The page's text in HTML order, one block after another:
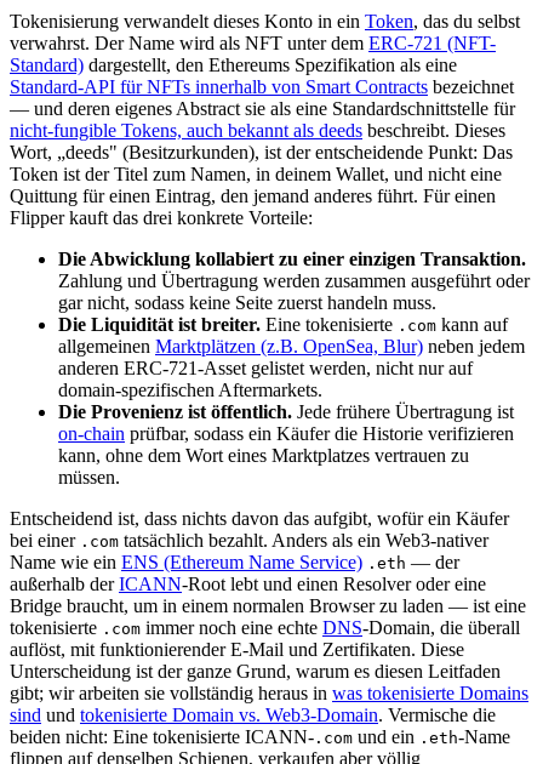
Tokenisierung verwandelt dieses Konto in ein Token, das du selbst
verwahrst. Der Name wird als NFT unter dem ERC-721 (NFT-
Standard) dargestellt, den Ethereums Spezifikation als eine
Standard-API für NFTs innerhalb von Smart Contracts bezeichnet
— und deren eigenes Abstract sie als eine Standardschnittstelle für
nicht-fungible Tokens, auch bekannt als deeds beschreibt. Dieses
Wort, „deeds" (Besitzurkunden), ist der entscheidende Punkt: Das
Token ist der Titel zum Namen, in deinem Wallet, und nicht eine
Quittung für einen Eintrag, den jemand anderes führt. Für einen
Flipper kauft das drei konkrete Vorteile:
Die Abwicklung kollabiert zu einer einzigen Transaktion.
Zahlung und Übertragung werden zusammen ausgeführt oder
gar nicht, sodass keine Seite zuerst handeln muss.
Die Liquidität ist breiter. Eine tokenisierte .com kann auf
allgemeinen Marktplätzen (z.B. OpenSea, Blur) neben jedem
anderen ERC-721-Asset gelistet werden, nicht nur auf
domain-spezifischen Aftermarkets.
Die Provenienz ist öffentlich. Jede frühere Übertragung ist
on-chain prüfbar, sodass ein Käufer die Historie verifizieren
kann, ohne dem Wort eines Marktplatzes vertrauen zu
müssen.
Entscheidend ist, dass nichts davon das aufgibt, wofür ein Käufer
bei einer .com tatsächlich bezahlt. Anders als ein Web3-nativer
Name wie ein ENS (Ethereum Name Service) .eth — der
außerhalb derICANN-Root lebt und einen Resolver oder eine
Bridge braucht, um in einem normalen Browser zu laden — ist eine
tokenisierte .com immer noch eine echte DNS-Domain, die überall
auflöst, mit funktionierender E-Mail und Zertifikaten. Diese
Unterscheidung ist der ganze Grund, warum es diesen Leitfaden
gibt; wir arbeiten sie vollständig heraus in was tokenisierte Domains
sind und tokenisierte Domain vs. Web3-Domain. Vermische die
beiden nicht: Eine tokenisierte ICANN- .com und ein .eth-Name
flippen auf denselben Schienen, verkaufen aber völlig